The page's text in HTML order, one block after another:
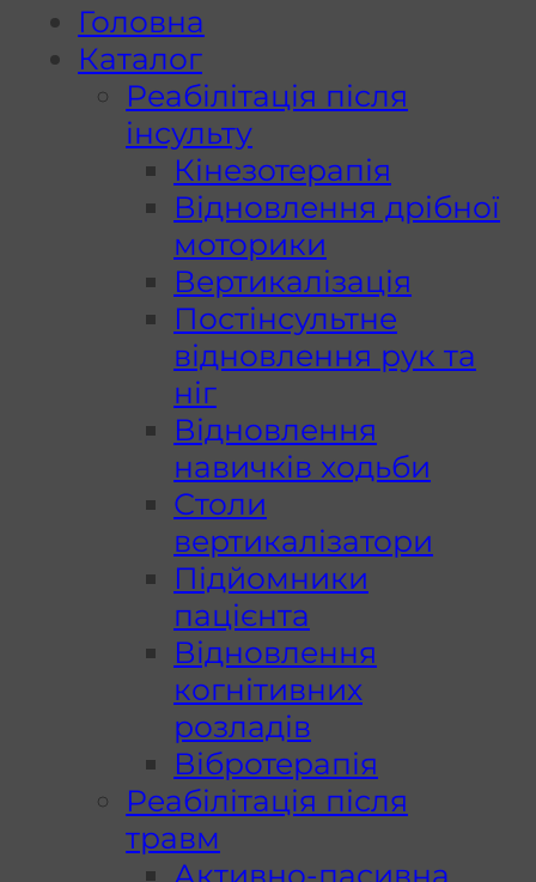
Головна
Каталог
Реабілітація після
інсульту
Кінезотерапія
Відновлення дрібної
моторики
Вертикалізація
Постінсультне
відновлення рук та
ніг
Відновлення
навичків ходьби
Столи
вертикалізатори
Підйомники
пацієнта
Відновлення
когнітивних
розладів
Вібротерапія
Реабілітація після
травм
Активно-пасивна